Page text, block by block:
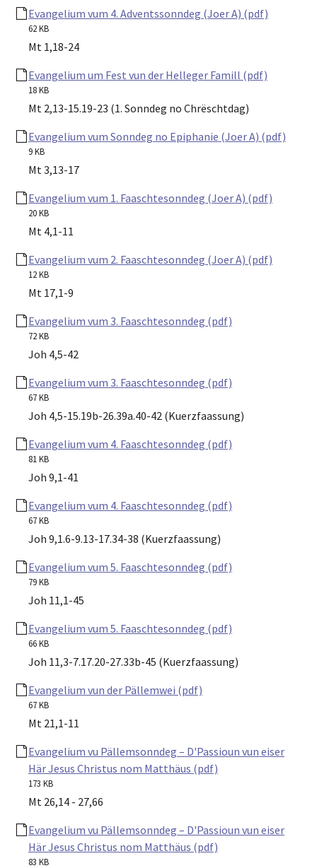
Evangelium vum 4. Adventssonndeg (Joer A) (pdf)
62 KB
Mt 1,18-24
Evangelium um Fest vun der Helleger Famill (pdf)
18 KB
Mt 2,13-15.19-23 (1. Sonndeg no Chrëschtdag)
Evangelium vum Sonndeg no Epiphanie (Joer A) (pdf)
9 KB
Mt 3,13-17
Evangelium vum 1. Faaschtesonndeg (Joer A) (pdf)
20 KB
Mt 4,1-11
Evangelium vum 2. Faaschtesonndeg (Joer A) (pdf)
12 KB
Mt 17,1-9
Evangelium vum 3. Faaschtesonndeg (pdf)
72 KB
Joh 4,5-42
Evangelium vum 3. Faaschtesonndeg (pdf)
67 KB
Joh 4,5-15.19b-26.39a.40-42 (Kuerzfaassung)
Evangelium vum 4. Faaschtesonndeg (pdf)
81 KB
Joh 9,1-41
Evangelium vum 4. Faaschtesonndeg (pdf)
67 KB
Joh 9,1.6-9.13-17.34-38 (Kuerzfaassung)
Evangelium vum 5. Faaschtesonndeg (pdf)
79 KB
Joh 11,1-45
Evangelium vum 5. Faaschtesonndeg (pdf)
66 KB
Joh 11,3-7.17.20-27.33b-45 (Kuerzfaassung)
Evangelium vun der Pällemwei (pdf)
67 KB
Mt 21,1-11
Evangelium vu Pällemsonndeg – D'Passioun vun eiser
Här Jesus Christus nom Matthäus (pdf)
173 KB
Mt 26,14 - 27,66
Evangelium vu Pällemsonndeg – D'Passioun vun eiser
Här Jesus Christus nom Matthäus (pdf)
83 KB